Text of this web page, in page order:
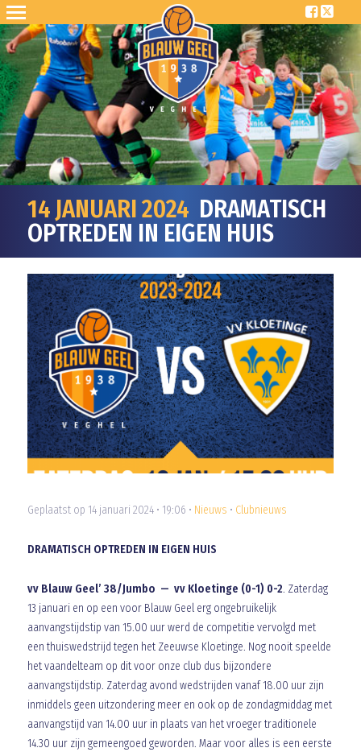
14 JANUARI 2024 DRAMATISCH
OPTREDEN IN EIGEN HUIS
Geplaatst op 14 januari 2024 • 19:06 • Nieuws • Clubnieuws
DRAMATISCH OPTREDEN IN EIGEN HUIS
vv Blauw Geel’ 38/Jumbo — vv Kloetinge (0-1) 0-2. Zaterdag
13 januari en op een voor Blauw Geel erg ongebruikelijk
aanvangstijdstip van 15.00 uur werd de competitie vervolgd met
een thuiswedstrijd tegen het Zeeuwse Kloetinge. Nog nooit speelde
het vaandelteam op dit voor onze club dus bijzondere
aanvangstijdstip. Zaterdag avond wedstrijden vanaf 18.00 uur zijn
inmiddels geen uitzondering meer en ook op de zondagmiddag met
aanvangstijd van 14.00 uur in plaats van het vroeger traditionele
14.30 uur zijn gemeengoed geworden. Maar voor alles is een eerste